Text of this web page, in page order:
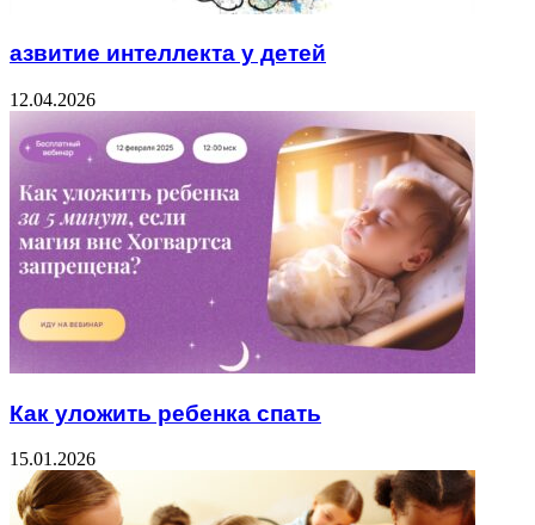
азвитие интеллекта у детей
12.04.2026
Как уложить ребенка спать
15.01.2026